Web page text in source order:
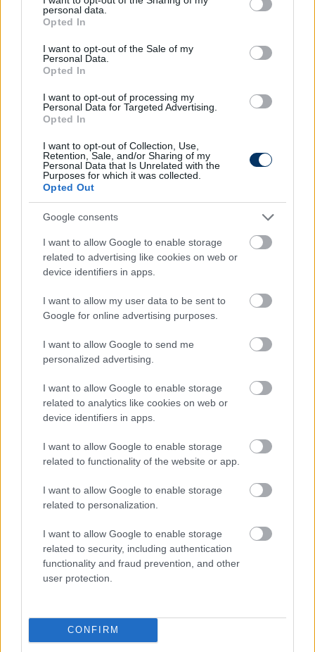
grant or deny consent to Google and its third-party tags to
use your data for below specified purposes in below Google
consent section.
personal data.
Opted In
I want to opt-out of the Sale of my
Personal Data.
Opted In
I want to opt-out of processing my
Personal Data for Targeted Advertising.
Opted In
I want to opt-out of Collection, Use,
Retention, Sale, and/or Sharing of my
Personal Data that Is Unrelated with the
Purposes for which it was collected.
Opted Out
Google consents
I want to allow Google to enable storage
related to advertising like cookies on web or
device identifiers in apps.
I want to allow my user data to be sent to
Google for online advertising purposes.
I want to allow Google to send me
personalized advertising.
I want to allow Google to enable storage
related to analytics like cookies on web or
device identifiers in apps.
I want to allow Google to enable storage
related to functionality of the website or app.
I want to allow Google to enable storage
related to personalization.
I want to allow Google to enable storage
related to security, including authentication
functionality and fraud prevention, and other
user protection.
CONFIRM
sőt, az Európa Konferencia Ligában is lesz jelenése,
selejtezőbeli szereplését az északmacedón Struga
Vignjevic tavalyi "búcsúinterjúja":
Olvastad már?
Vignjevic: "Végre kritizálhatom az
Újpestet és az edzőjét" -
"búcsúinterjú" a távozó szakvezetővel
Hat és fél éve adta első nyilatkozatát az Újpest
egyfajta búcsúinterjút készített a lilák távozó
mesterével. A szerb szakember elmondta, mi volt a
legnagyobb öröme és csalódása a kispadon, miért
viszonya Roderick Duchatelet tulajdonossal, Zsótér
Donáttal vagy épp az őt nemrég kemény kritikával
akart már hónapokkal ezelőtt is elmenni, hogy hogyan
alakult a viszonya a szurkolókkal, hogy milyen lehet az
Újpest új edzője, akit épp ő ajánlott be, és arról is
beszélt, milyen lesz immáron vendégként kimennie a
Szusza Ferenc Stadionba. Interjú.
Elolvasom
Itt állíthatod be, hogy a Csakfoci az elsők
között legyen a Google-találatokban